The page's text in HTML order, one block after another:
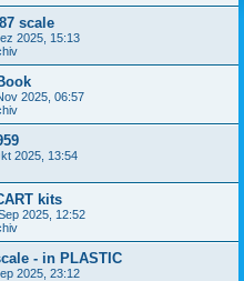
scale
2025, 15:13
2025, 06:57
2025, 13:54
kits
2025, 12:52
- in PLASTIC
2025, 23:12